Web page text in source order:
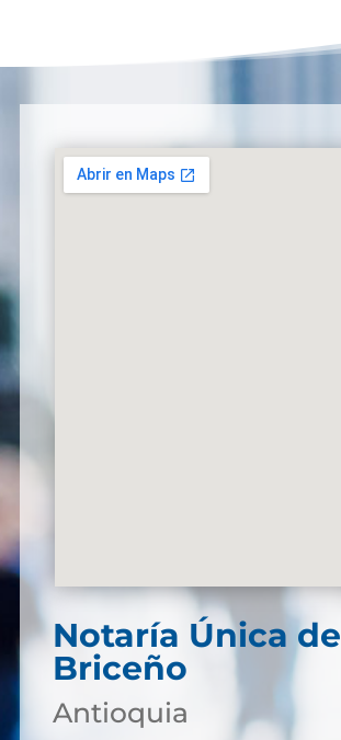
Notaría Única de
Briceño
Antioquia